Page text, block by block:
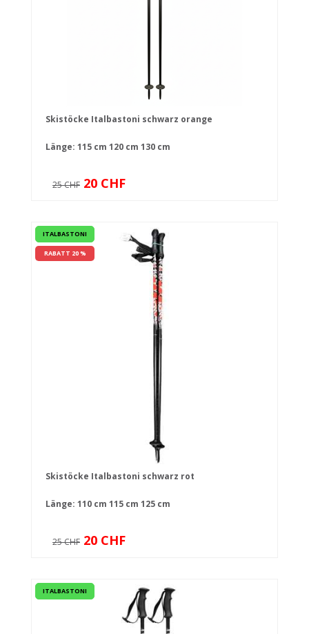
Skistöcke Italbastoni schwarz orange
Länge: 115 cm 120 cm 130 cm
25 CHF 20 CHF
ITALBASTONI
RABATT 20 %
Skistöcke Italbastoni schwarz rot
Länge: 110 cm 115 cm 125 cm
25 CHF 20 CHF
ITALBASTONI